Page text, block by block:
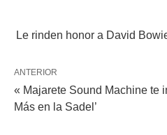
Le rinden honor a David
ANTERIOR
« Majarete Sound Machine te
Más en la Sadel’